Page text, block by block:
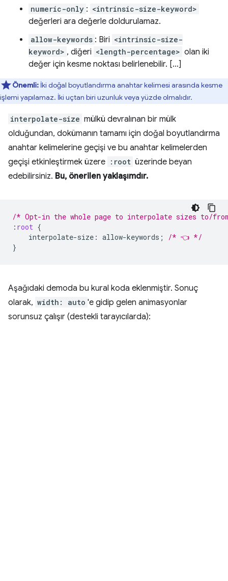
numeric-only : <intrinsic-size-keyword>
değerleri ara değerle doldurulamaz.
allow-keywords : Biri <intrinsic-size-
keyword> , diğeri <length-percentage> olan iki
değer için kesme noktası belirlenebilir. […]
Önemli: İki doğal boyutlandırma anahtar kelimesi arasında kesme
işlemi yapılamaz. İki uçtan biri uzunluk veya yüzde olmalıdır.
interpolate-size mülkü devralınan bir mülk
olduğundan, dokümanın tamamı için doğal boyutlandırma
anahtar kelimelerine geçişi ve bu anahtar kelimelerden
geçişi etkinleştirmek üzere :root üzerinde beyan
edebilirsiniz. Bu, önerilen yaklaşımdır.
/* Opt-in the whole page to interpolate sizes to/
: root {
interpolate-size : allow-keywords ;
/* 👈 */
}
Aşağıdaki demoda bu kural koda eklenmiştir. Sonuç
olarak, width: auto 'e gidip gelen animasyonlar
sorunsuz çalışır (destekli tarayıcılarda):